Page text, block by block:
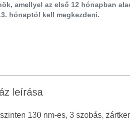
amellyel az első 12 hónapban
hónaptól kell megkezdeni.
leírása
130 nm-es, 3 szobás,